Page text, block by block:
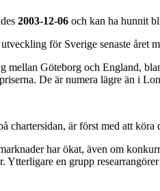
2003-12-06 och kan ha hunnit
för Sverige senaste året
Göteborg och England,
De är numera lägre än i
chartersidan, är först med att
har ökat, även om
Ytterligare en grupp